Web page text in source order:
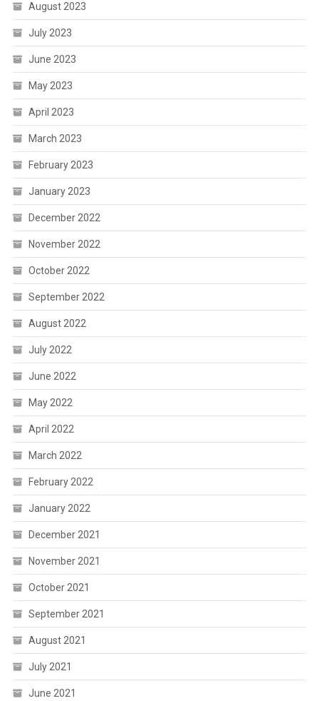
August 2023
July 2023
June 2023
May 2023
April 2023
March 2023
February 2023
January 2023
December 2022
November 2022
October 2022
September 2022
August 2022
July 2022
June 2022
May 2022
April 2022
March 2022
February 2022
January 2022
December 2021
November 2021
October 2021
September 2021
August 2021
July 2021
June 2021